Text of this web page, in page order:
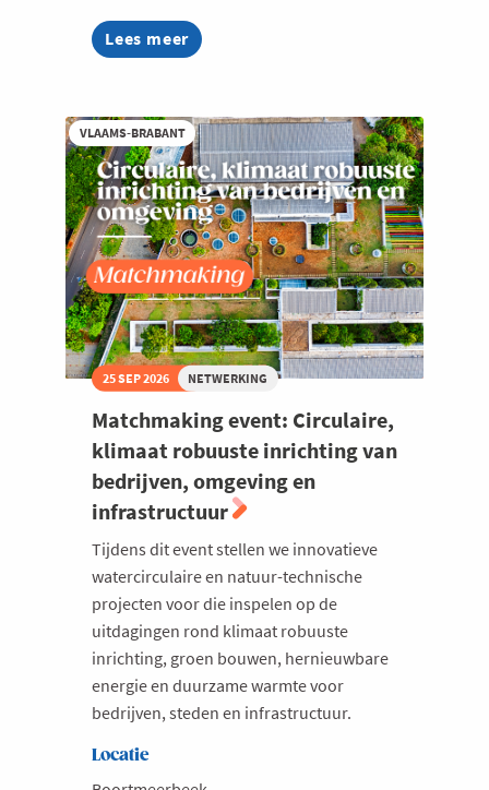
Lees meer
about
Kick-
netwerken
&
communities
VLAAMS-BRABANT
25 SEP 2026 NETWERKING
Matchmaking event: Circulaire,
klimaat robuuste inrichting van
bedrijven, omgeving en
infrastructuur
Tijdens dit event stellen we innovatieve
watercirculaire en natuur-technische
projecten voor die inspelen op de
uitdagingen rond klimaat robuuste
inrichting, groen bouwen, hernieuwbare
energie en duurzame warmte voor
bedrijven, steden en infrastructuur.
Locatie